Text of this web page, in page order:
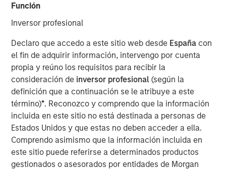
Función
Inversor profesional
Declaro que accedo a este sitio web desde España con
el fin de adquirir información, intervengo por cuenta
propia y reúno los requisitos para recibir la
consideración de inversor profesional(según la
definición que a continuación se le atribuye a este
término)*. Reconozco y comprendo que la información
incluida en este sitio no está destinada a personas de
Estados Unidos y que estas no deben acceder a ella.
Comprendo asimismo que la información incluida en
este sitio puede referirse a determinados productos
gestionados o asesorados por entidades de Morgan
A new wave of discontent marked by the rise of anti-
elitism, anti-incumbency and anti-immigration reveals
deep seated frustrations with traditional power
structures. Jitania Kandhari examines these forces that
will reshape politics, economics and markets.
Read "Big Picture - Key Themes for 2025"
See below for more important disclosures.
Emerging Markets Equity Team